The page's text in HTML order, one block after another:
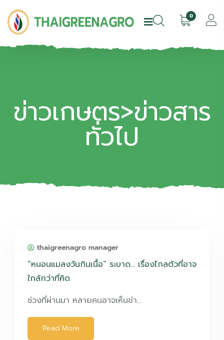
0
ข่าวเกษตร>ข่าวสาร
ทั่วไป
thaigreenagro manager
“หนอนแมลงวันกินเนื้อ” ระบาด… เรื่องไกลตัวที่อาจ
ใกล้กว่าที่คิด
ช่วงที่ผ่านมา หลายคนอาจเห็นข่า…
Read More